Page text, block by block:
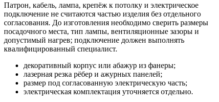
Патрон, кабель, лампа, крепёж к потолку и электрическое
подключение не считаются частью изделия без отдельного
согласования. До изготовления необходимо сверить размеры
посадочного места, тип лампы, вентиляционные зазоры и
допустимый нагрев; подключение должен выполнять
квалифицированный специалист.
декоративный корпус или абажур из фанеры;
лазерная резка рёбер и ажурных панелей;
размер под согласованную электрическую часть;
электрическая комплектация уточняется отдельно.